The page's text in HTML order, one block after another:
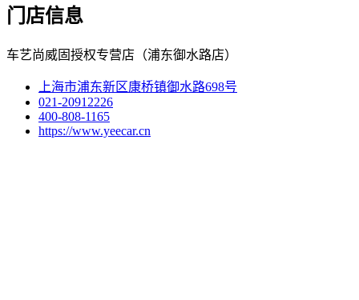
门店信息
车艺尚威固授权专营店（浦东御水路店）
上海市浦东新区康桥镇御水路698号
021-20912226
400-808-1165
https://www.yeecar.cn